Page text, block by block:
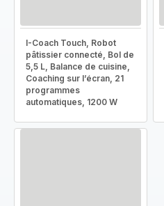
I-Coach Touch, Robot
pâtissier connecté, Bol de
5,5 L, Balance de cuisine,
Coaching sur l’écran, 21
programmes
automatiques, 1200 W